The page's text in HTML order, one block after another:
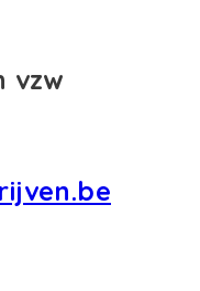
vzw